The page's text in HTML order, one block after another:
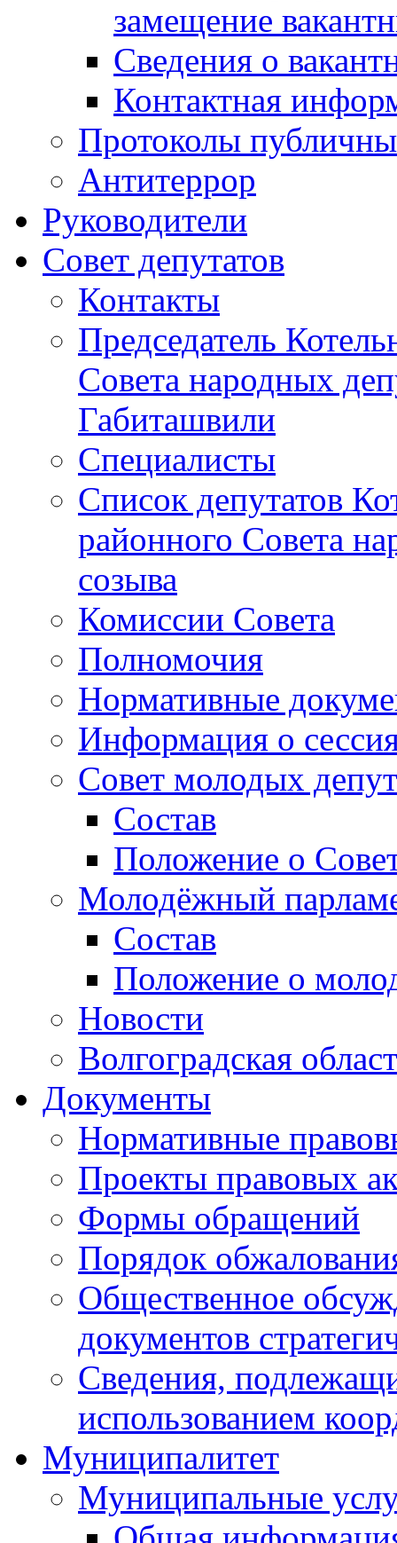
замещение
Сведения о
Контактная
Протоколы
Антитеррор
Руководители
Совет депутатов
Контакты
Председатель
Совета народных
Габиташвили
Специалисты
Список депутатов
районного Совета
созыва
Комиссии Совета
Полномочия
Нормативные
Информация о
Совет молодых
Состав
Положение о
Молодёжный
Состав
Положение о
Новости
Волгоградская
Документы
Нормативные
Проекты правовых
Формы обращений
Порядок
Общественное
документов
Сведения,
использованием
Муниципалитет
Муниципальные